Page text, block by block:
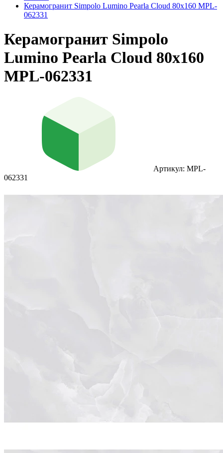
Керамогранит Simpolo Lumino Pearla Cloud 80х160 MPL-
062331
Керамогранит Simpolo
Lumino Pearla Cloud 80х160
MPL-062331
Артикул: MPL-
062331